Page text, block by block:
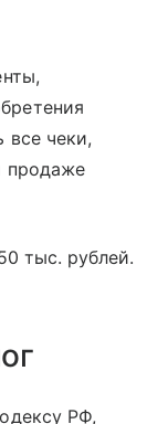
все чеки,
продаже
тыс. рублей.
РФ,